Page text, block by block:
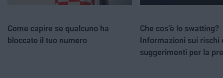
Come capire se qualcuno ha
bloccato il tuo numero
Che cos’è lo swatting?
Informazioni sui rischi
suggerimenti per la